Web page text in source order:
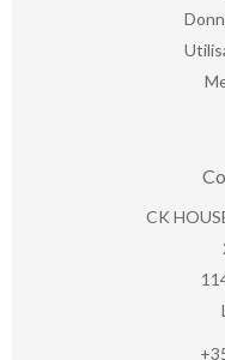
CK